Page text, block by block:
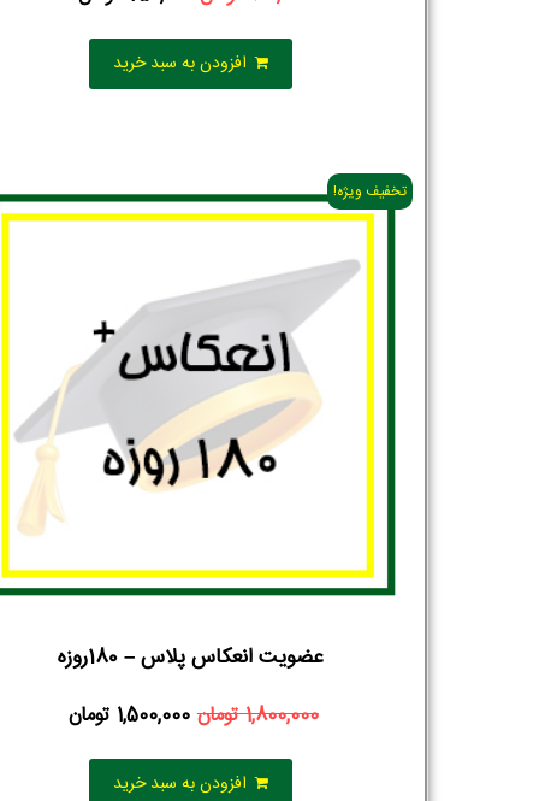
افزودن به سبد خرید
تخفیف ویژه!
عضویت انعکاس پلاس – 180روزه
1,800,000تومان 1,500,000 تومان
افزودن به سبد خرید